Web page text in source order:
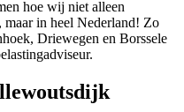
hoe wij niet alleen
in heel Nederland! Zo
Driewegen en Borssele